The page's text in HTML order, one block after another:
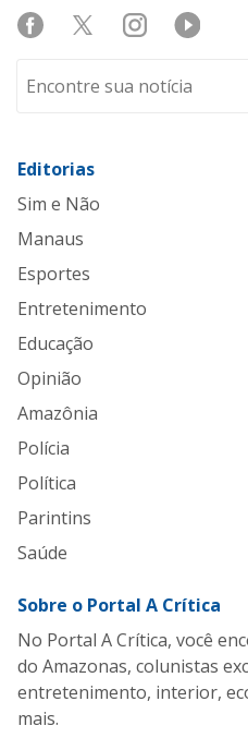
Editorias
Sim e Não
Manaus
Esportes
Entretenimento
Educação
Opinião
Amazônia
Polícia
Política
Parintins
Saúde
Sobre o Portal A Crítica
No Portal A Crítica, você
do Amazonas, colunistas
entretenimento, interior,
mais.